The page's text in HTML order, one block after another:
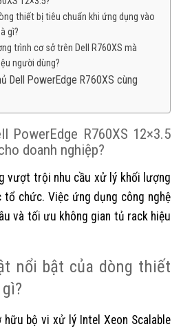
thiết bị tiêu chuẩn khi ứng dụng vào
gì?
trình cơ sở trên Dell R760XS mà
người dùng?
Dell PowerEdge R760XS cùng
PowerEdge R760XS 12×3.5
doanh nghiệp?
vượt trội nhu cầu xử lý khối lượng
chức. Việc ứng dụng công nghệ
và tối ưu không gian tủ rack hiệu
nổi bật của dòng thiết
bộ vi xử lý Intel Xeon Scalable